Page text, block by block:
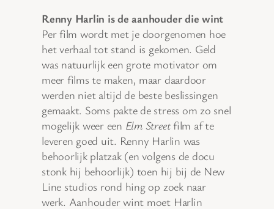
Renny Harlin is de aanhouder die wint
Per film wordt met je doorgenomen hoe
het verhaal tot stand is gekomen. Geld
was natuurlijk een grote motivator om
meer films te maken, maar daardoor
werden niet altijd de beste beslissingen
gemaakt. Soms pakte de stress om zo snel
mogelijk weer een Elm Streetfilm af te
leveren goed uit. Renny Harlin was
behoorlijk platzak (en volgens de docu
stonk hij behoorlijk) toen hij bij de New
Line studios rond hing op zoek naar
werk. Aanhouder wint moet Harlin